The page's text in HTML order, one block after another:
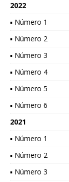
2022
▪ Número 1
▪ Número 2
▪ Número 3
▪ Número 4
▪ Número 5
▪ Número 6
2021
▪ Número 1
▪ Número 2
▪ Número 3